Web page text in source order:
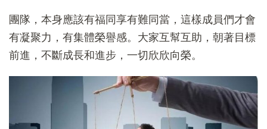
團隊，本身應該有福同享有難同當，這樣成員們才會
有凝聚力，有集體榮譽感。大家互幫互助，朝著目標
前進，不斷成長和進步，一切欣欣向榮。